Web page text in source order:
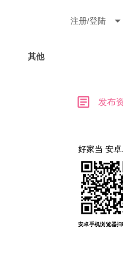
注册/登陆 arrow_drop_down
其他
article 发布
好家当 安
安卓手机浏览器扫